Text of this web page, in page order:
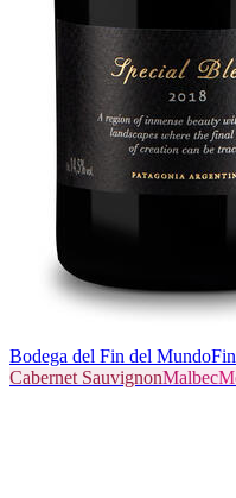
Bodega del Fin del Mundo
Cabernet SauvignonMalbec